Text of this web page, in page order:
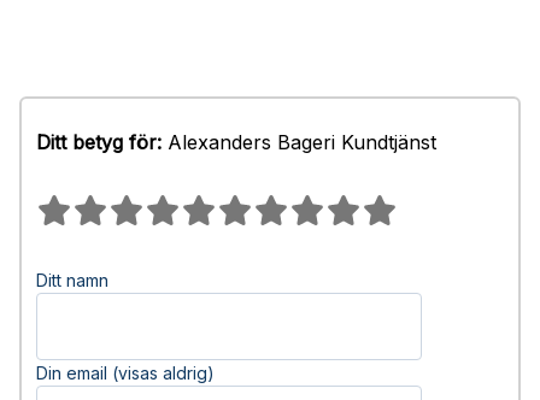
Ditt betyg för: Alexanders Bageri Kundtjänst
Ditt namn
Din email (visas aldrig)